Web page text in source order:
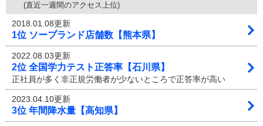
(直近一週間のアクセス上位)
2018.01.08更新
1位 ソープランド店舗数【熊本県】
2022.08.03更新
2位 全国学力テスト正答率【石川県】
正社員が多く非正規労働者が少ないところで正答率が高い
2023.04.10更新
3位 年間降水量【高知県】